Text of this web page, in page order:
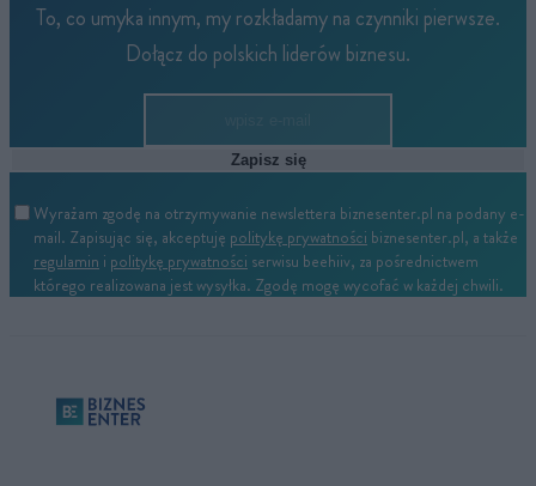
To, co umyka innym, my rozkładamy na czynniki pierwsze.
Dołącz do polskich liderów biznesu.
Zapisz się
Wyrażam zgodę na otrzymywanie newslettera biznesenter.pl na podany e-
mail. Zapisując się, akceptuję politykę prywatności biznesenter.pl, a także
regulamin i politykę prywatności serwisu beehiiv, za pośrednictwem
którego realizowana jest wysyłka. Zgodę mogę wycofać w każdej chwili.